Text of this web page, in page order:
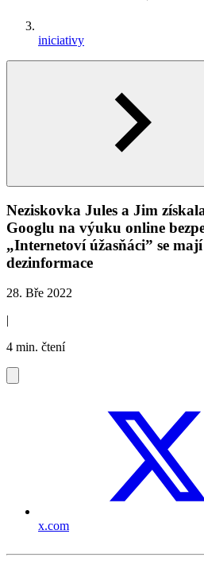
iniciativy
Neziskovka Jules a Jim
Googlu na výuku online
„Internetoví úžasňáci” se
dezinformace
28. Bře 2022
|
4 min. čtení
x.com